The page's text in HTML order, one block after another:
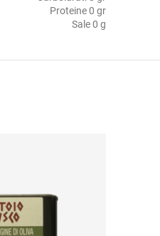
Proteine 0 gr
Sale 0 g